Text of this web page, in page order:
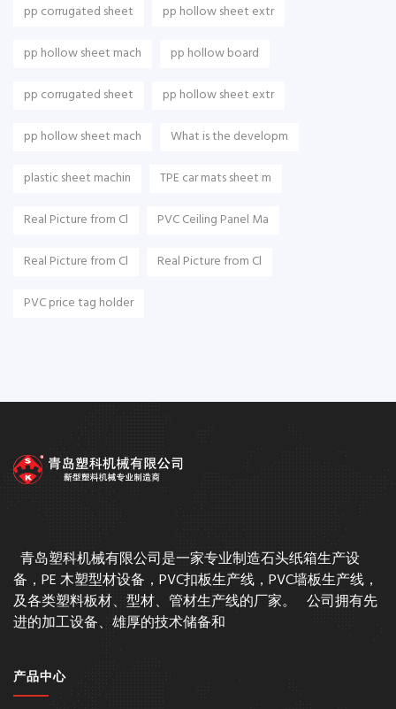
pp corrugated sheet pp hollow sheet extr
pp hollow sheet mach pp hollow board
pp corrugated sheet pp hollow sheet extr
pp hollow sheet mach What is the developm
plastic sheet machin TPE car mats sheet m
Real Picture from Cl PVC Ceiling Panel Ma
Real Picture from Cl Real Picture from Cl
PVC price tag holder
青岛塑科机械有限公司是一家专业制造石头纸箱生产设
备，PE 木塑型材设备，PVC扣板生产线，PVC墙板生产线，
及各类塑料板材、型材、管材生产线的厂家。 公司拥有先
进的加工设备、雄厚的技术储备和
产品中心